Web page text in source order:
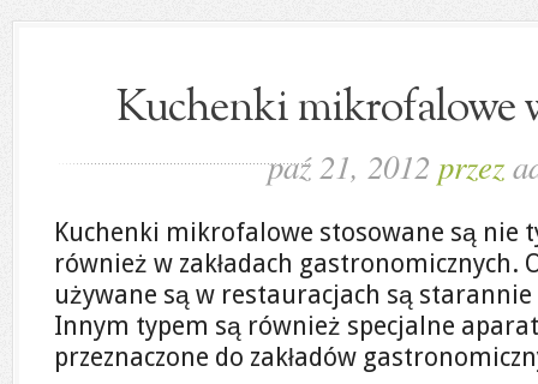
Kuchenki mikrofalowe
paź 21, 2012 przez
Kuchenki mikrofalowe stosowane są nie
również w zakładach gastronomicznych.
używane są w restauracjach są
Innym typem są również specjalne
przeznaczone do zakładów